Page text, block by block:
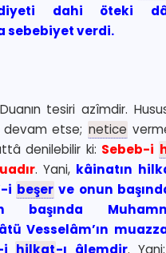
dahi öteki
sebebiyet verdi.
Duanın tesiri azîmdir.
devam etse; netice
denilebilir ki: Sebeb-i
. Yani, kâinatın
i beşer ve onun
başında
Vesselâm’ın
i hilkat-ı âlemdir. Yani: